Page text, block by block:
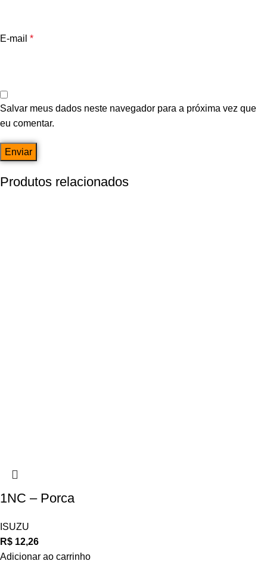
E-mail *
Salvar meus dados neste navegador para a próxima vez que
eu comentar.
Produtos relacionados
1NC – Porca
ISUZU
R$ 12,26
Adicionar ao carrinho